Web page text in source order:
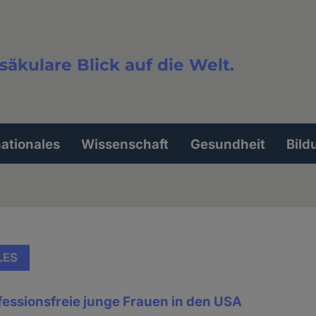
Blick auf die Welt.
Wissenschaft Gesundheit
junge Frauen in den USA